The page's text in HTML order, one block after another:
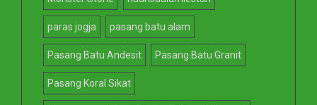
paras jogja pasang batu alam
Pasang Batu Andesit Pasang Batu Granit
Pasang Koral Sikat